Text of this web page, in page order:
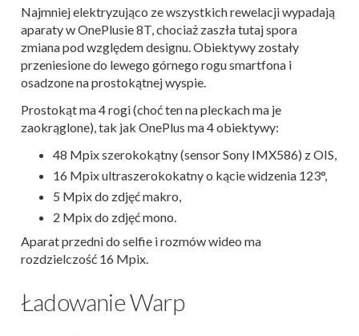
Najmniej elektryzująco ze wszystkich rewelacji wypadają
aparaty w OnePlusie 8T, chociaż zaszła tutaj spora
zmiana pod względem designu. Obiektywy zostały
przeniesione do lewego górnego rogu smartfona i
osadzone na prostokątnej wyspie.
Prostokąt ma 4 rogi (choć ten na pleckach ma je
zaokrąglone), tak jak OnePlus ma 4 obiektywy:
48 Mpix szerokokątny (sensor Sony IMX586) z OIS,
16 Mpix ultraszerokokatny o kącie widzenia 123°,
5 Mpix do zdjęć makro,
2 Mpix do zdjęć mono.
Aparat przedni do selfie i rozmów wideo ma
rozdzielczość 16 Mpix.
Ładowanie Warp